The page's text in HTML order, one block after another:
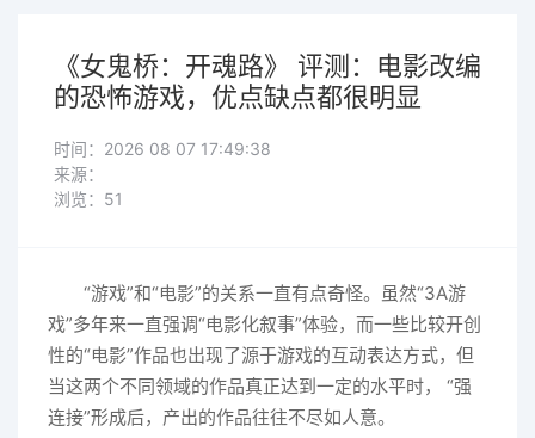
《女鬼桥：开魂路》 评测：电影改编
的恐怖游戏，优点缺点都很明显
时间：2026 08 07 17:49:38
来源：
浏览：51
“游戏”和“电影”的关系一直有点奇怪。虽然“3A游
戏”多年来一直强调“电影化叙事”体验，而一些比较开创
性的“电影”作品也出现了源于游戏的互动表达方式，但
当这两个不同领域的作品真正达到一定的水平时， “强
连接”形成后，产出的作品往往不尽如人意。